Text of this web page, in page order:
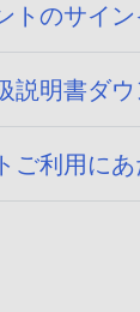
トのサイ
説明書ダ
ご利用に